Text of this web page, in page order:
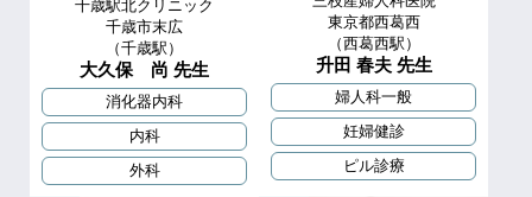
千歳駅北クリニック
千歳市末広
（千歳駅）
大久保 尚 先生
消化器内科
内科
外科
東京都西葛西
（西葛西駅）
升田 春夫 先生
婦人科一般
妊婦健診
ピル診療